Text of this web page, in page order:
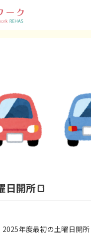
日開所🍞
年度最初の土曜日開